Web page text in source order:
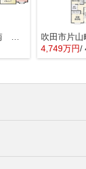
4,749万円/